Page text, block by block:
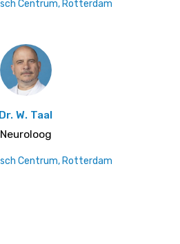
Centrum, Rotterdam
Dr. W. Taal
Neuroloog
Centrum, Rotterdam